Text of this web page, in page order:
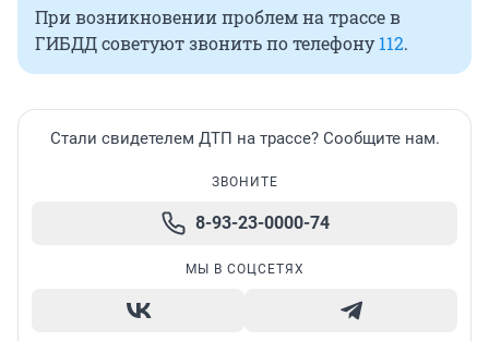
При возникновении проблем на трассе в
ГИБДД советуют звонить по телефону112.
Стали свидетелем ДТП на трассе? Сообщите нам.
ЗВОНИТЕ
8-93-23-0000-74
МЫ В СОЦСЕТЯХ